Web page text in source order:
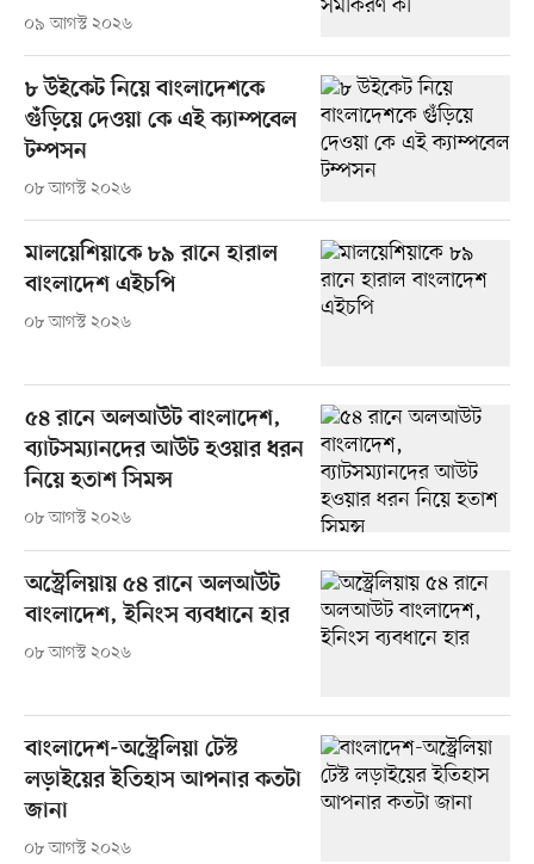
০৯ আগস্ট ২০২৬
৮ উইকেট নিয়ে বাংলাদেশকে
গুঁড়িয়ে দেওয়া কে এই ক্যাম্পবেল
টম্পসন
০৮ আগস্ট ২০২৬
মালয়েশিয়াকে ৮৯ রানে হারাল
বাংলাদেশ এইচপি
০৮ আগস্ট ২০২৬
৫৪ রানে অলআউট বাংলাদেশ,
ব্যাটসম্যানদের আউট হওয়ার ধরন
নিয়ে হতাশ সিমন্স
০৮ আগস্ট ২০২৬
অস্ট্রেলিয়ায় ৫৪ রানে অলআউট
বাংলাদেশ, ইনিংস ব্যবধানে হার
০৮ আগস্ট ২০২৬
বাংলাদেশ-অস্ট্রেলিয়া টেস্ট
লড়াইয়ের ইতিহাস আপনার কতটা
জানা
০৮ আগস্ট ২০২৬